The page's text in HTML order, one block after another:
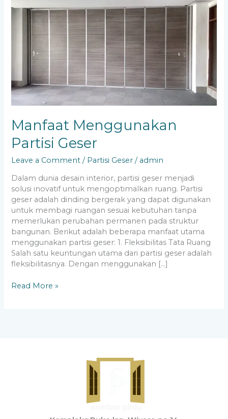
Manfaat Menggunakan
Partisi Geser
Leave a Comment / Partisi Geser / admin
Dalam dunia desain interior, partisi geser menjadi
solusi inovatif untuk mengoptimalkan ruang. Partisi
geser adalah dinding bergerak yang dapat digunakan
untuk membagi ruangan sesuai kebutuhan tanpa
memerlukan perubahan permanen pada struktur
bangunan. Berikut adalah beberapa manfaat utama
menggunakan partisi geser: 1. Fleksibilitas Tata Ruang
Salah satu keuntungan utama dari partisi geser adalah
fleksibilitasnya. Dengan menggunakan […]
Menggunakan
Partisi
Read More »